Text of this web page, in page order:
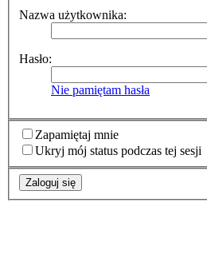
Nazwa użytkownika:
Hasło:
Nie pamiętam hasła
Zapamiętaj mnie
Ukryj mój status podczas tej sesji